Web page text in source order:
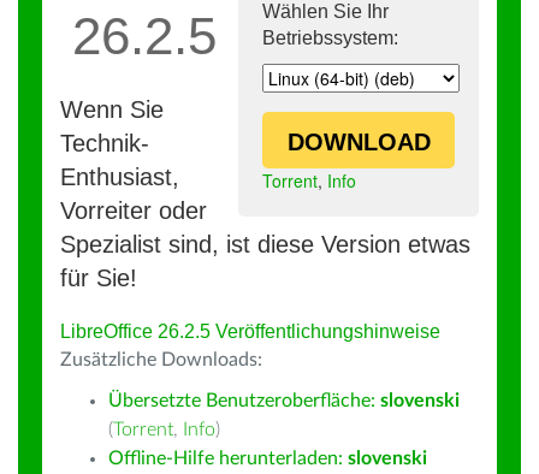
Wählen Sie Ihr
Betriebssystem:
DOWNLOAD
Torrent, Info
26.2.5
Wenn Sie
Technik-
Enthusiast,
Vorreiter oder
Spezialist sind, ist diese Version etwas
für Sie!
LibreOffice 26.2.5 Veröffentlichungshinweise
Zusätzliche Downloads:
Übersetzte Benutzeroberfläche: slovenski
(Torrent, Info)
Offline-Hilfe herunterladen: slovenski